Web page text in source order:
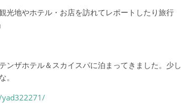
光地やホテル・お店を訪れてレポートしたり旅行
」
ンザホテル＆スカイスパに泊まってきました。少し